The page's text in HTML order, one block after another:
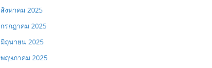
สิงหาคม 2025
กรกฎาคม 2025
มิถุนายน 2025
พฤษภาคม 2025